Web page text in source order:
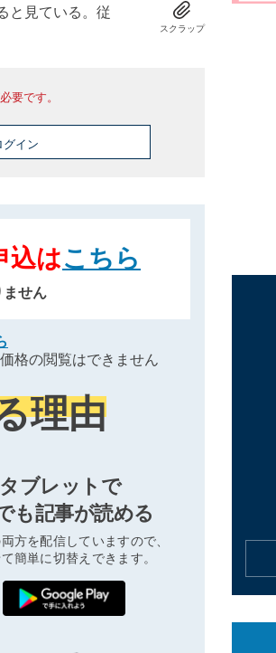
と見ている。従
スクラップ
要です。
グイン
込はこちら
せん
格の閲覧はできません
理由
ブレットで
も記事が読める
方を配信していますので、
簡単に切替えできます。